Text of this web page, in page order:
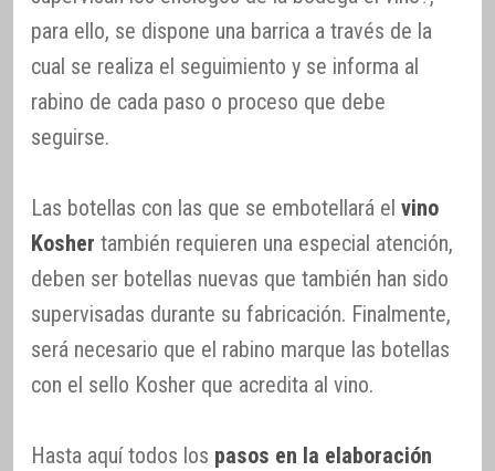
para ello, se dispone una barrica a través de la
cual se realiza el seguimiento y se informa al
rabino de cada paso o proceso que debe
seguirse.
Las botellas con las que se embotellará el vino
Kosher también requieren una especial atención,
deben ser botellas nuevas que también han sido
supervisadas durante su fabricación. Finalmente,
será necesario que el rabino marque las botellas
con el sello Kosher que acredita al vino.
Hasta aquí todos los pasos en la elaboración